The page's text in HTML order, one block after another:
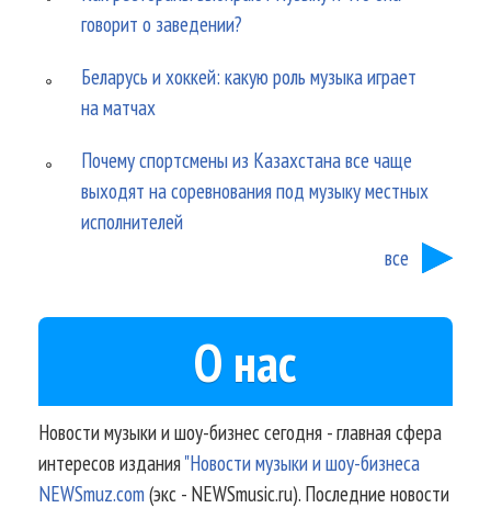
говорит о заведении?
Беларусь и хоккей: какую роль музыка играет
на матчах
Почему спортсмены из Казахстана все чаще
выходят на соревнования под музыку местных
исполнителей
все
О нас
Новости музыки и шоу-бизнес сегодня - главная сфера
интересов издания"Новости музыки и шоу-бизнеса
NEWSmuz.com(экс - NEWSmusic.ru). Последние новости